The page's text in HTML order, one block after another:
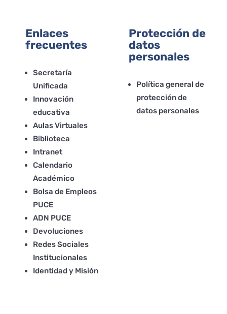
Enlaces
frecuentes
Secretaría
Unificada
Innovación
educativa
Aulas Virtuales
Biblioteca
Intranet
Calendario
Académico
Bolsa de Empleos
PUCE
ADN PUCE
Devoluciones
Redes Sociales
Institucionales
Identidad y Misión
Protección de
datos
personales
Política general de
protección de
datos personales